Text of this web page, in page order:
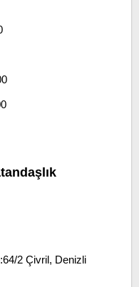
2 Çivril, Denizli